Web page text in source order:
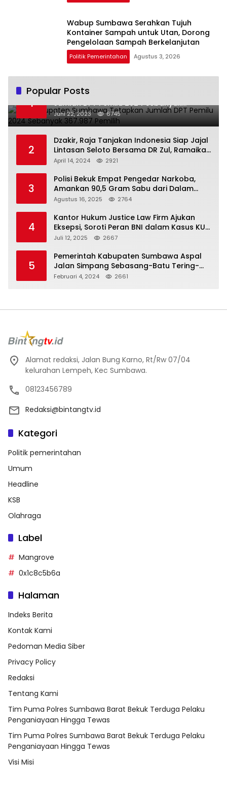
Wabup Sumbawa Serahkan Tujuh
Kontainer Sampah untuk Utan, Dorong
Pengelolaan Sampah Berkelanjutan
Politik Pemerintahan Agustus 3, 2026
Popular Posts
1
KPU Kabupaten Sumbawa Tetapkan
Jumlah DPT Pemilu 2024 Sebanyak
367.987 Pemilih
Juni 22, 2023 6745
2
Dzakir, Raja Tanjakan Indonesia Siap Jajal
Lintasan Seloto Bersama DR Zul, Ramaikan
Trabas JAS #2 KSB
April 14, 2024 2921
3
Polisi Bekuk Empat Pengedar Narkoba,
Amankan 90,5 Gram Sabu dari Dalam
Mobil
Agustus 16, 2025 2764
4
Kantor Hukum Justice Law Firm Ajukan
Eksepsi, Soroti Peran BNI dalam Kasus KUR
Bawang Merah KCP Woha
Juli 12, 2025 2667
5
Pemerintah Kabupaten Sumbawa Aspal
Jalan Simpang Sebasang-Batu Tering-
Lito
Februari 4, 2024 2661
Alamat redaksi, Jalan Bung Karno, Rt/Rw 07/04
kelurahan Lempeh, Kec Sumbawa.
08123456789
Redaksi@bintangtv.id
Kategori
Politik pemerintahan
Umum
Headline
KSB
Olahraga
Label
Mangrove
0x1c8c5b6a
Halaman
Indeks Berita
Kontak Kami
Pedoman Media Siber
Privacy Policy
Redaksi
Tentang Kami
Tim Puma Polres Sumbawa Barat Bekuk Terduga Pelaku
Penganiayaan Hingga Tewas
Tim Puma Polres Sumbawa Barat Bekuk Terduga Pelaku
Penganiayaan Hingga Tewas
Visi Misi